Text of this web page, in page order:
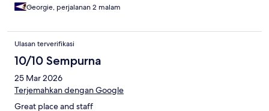
Georgie, perjalanan 2 malam
Ulasan terverifikasi
10/10 Sempurna
25 Mar 2026
Terjemahkan dengan Google
Great place and staff